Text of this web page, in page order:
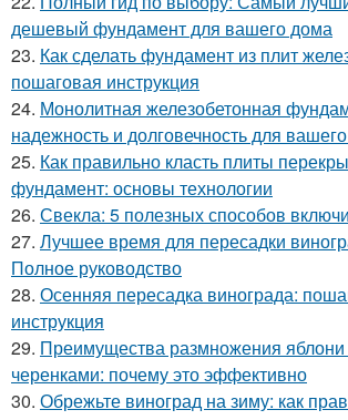
дешевый фундамент для вашего дома
23. Как сделать фундамент из плит
пошаговая инструкция
24. Монолитная железобетонная
надежность и долговечность для
25. Как правильно класть плиты
фундамент: основы технологии
26. Свекла: 5 полезных способов
27. Лучшее время для пересадки
Полное руководство
28. Осенняя пересадка винограда:
инструкция
29. Преимущества размножения
черенками: почему это эффективно
30. Обрежьте виноград на зиму: как